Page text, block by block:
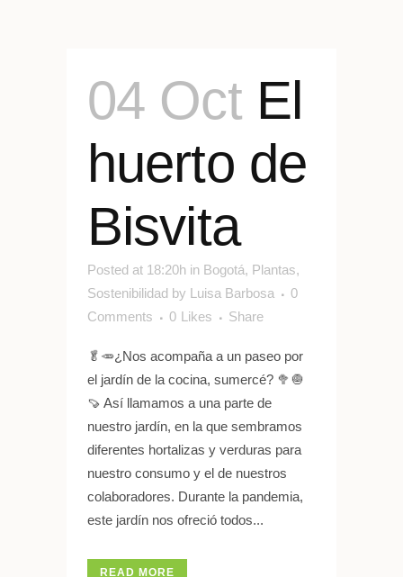
04 Oct El
huerto de
Bisvita
Posted at 18:20h in Bogotá, Plantas,
Sostenibilidad by Luisa Barbosa
0
Comments
0 Likes Share
🥬🥕¿Nos acompaña a un paseo por
el jardín de la cocina, sumercé? 🥦🧅
🍠 Así llamamos a una parte de
nuestro jardín, en la que sembramos
diferentes hortalizas y verduras para
nuestro consumo y el de nuestros
colaboradores. Durante la pandemia,
este jardín nos ofreció todos...
READ MORE